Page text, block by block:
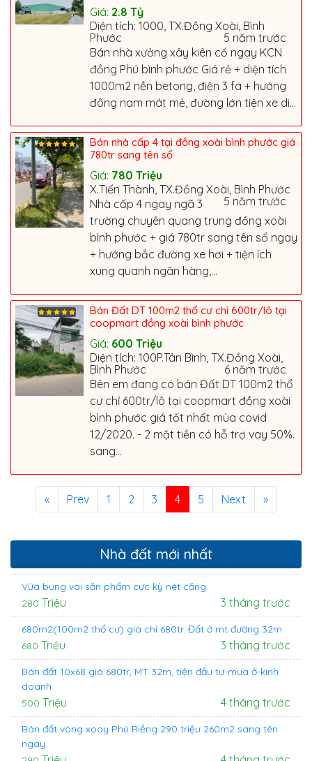
Giá: 2.8 Tỷ
Diện tích: 1000, TX.Đồng Xoài, Bình
Phước
5 năm trước
Bán nhà xưởng xây kiên cố ngay KCN
đồng Phú bình phước Giá rẻ + diện tích
1000m2 nền betong, điện 3 fa + hướng
đông nam mát mẻ, đường lớn tiện xe di...
Bán nhà cấp 4 tại đồng xoài bình phước giá
780tr sang tên sổ
Giá: 780 Triệu
X.Tiến Thành, TX.Đồng Xoài, Bình Phước
5 năm trước
Nhà cấp 4 ngay ngã 3
trường chuyên quang trung đồng xoài
bình phước + giá 780tr sang tên sổ ngay
+ hướng bắc đường xe hơi + tiện ích
xung quanh ngân hàng,...
Bán Đất DT 100m2 thổ cư chỉ 600tr/lô tại
coopmart đồng xoài bình phước
Giá: 600 Triệu
Diện tích: 100P.Tân Bình, TX.Đồng Xoài,
Bình Phước
6 năm trước
Bên em đang có bán Đất DT 100m2 thổ
cư chỉ 600tr/lô tại coopmart đồng xoài
bình phước giá tốt nhất mùa covid
12/2020. - 2 mặt tiền có hỗ trợ vay 50%.
sang...
« Prev 1 2 3 4 5 Next »
Nhà đất mới nhất
Vừa bung vài săn phẩm cực kỳ nét căng
280 Triệu 3 tháng trước
680m2(100m2 thổ cư) giá chỉ 680tr. Đất ở mt đường 32m
680 Triệu 3 tháng trước
Bán đất 10x68 giá 680tr, MT 32m, tiện đầu tư-mua ở-kinh
doanh
500 Triệu 4 tháng trước
Bán đất vòng xoay Phú Riềng 290 triệu 260m2 sang tên
ngay